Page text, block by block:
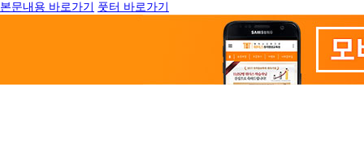
본문내용 바로가기 풋터 바로가기